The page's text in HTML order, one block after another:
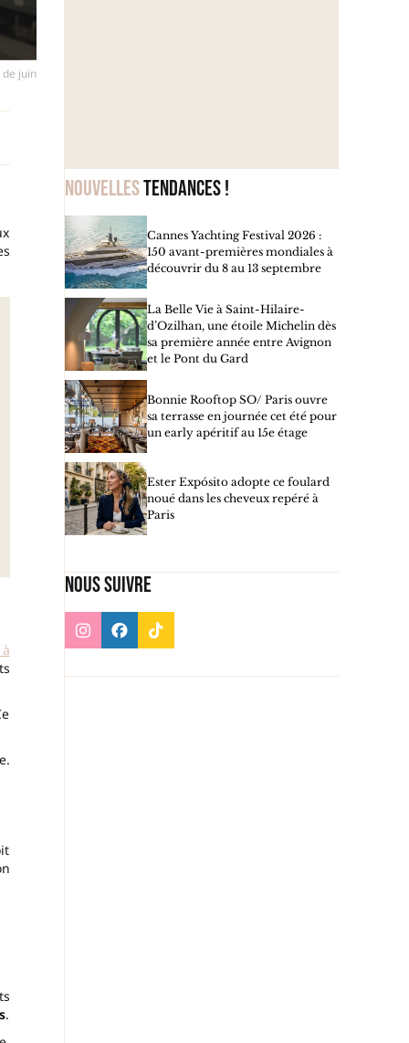
Nouvellestendances !
Cannes Yachting Festival 2026 :
150 avant-premières mondiales à
découvrir du 8 au 13 septembre
La Belle Vie à Saint-Hilaire-
d’Ozilhan, une étoile Michelin dès
sa première année entre Avignon
et le Pont du Gard
Bonnie Rooftop SO/ Paris ouvre
sa terrasse en journée cet été pour
un early apéritif au 15e étage
Ester Expósito adopte ce foulard
noué dans les cheveux repéré à
Paris
Nous suivre
de juin
.